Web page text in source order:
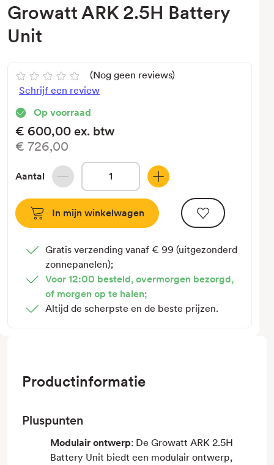
Growatt ARK 2.5H Battery
Unit
(Nog geen reviews)
Schrijf een review
Op voorraad
€600,00 ex. btw
€726,00
Aantal
Hoeveelheid
verlagen
van
Growatt
2.5H
Battery
Unit
Hoeveelheid
verhogen
van
Growatt
2.5H
Unit
Gratis verzending vanaf € 99 (uitgezonderd
zonnepanelen);
Voor 12:00 besteld, overmorgen bezorgd,
of morgen op te halen;
Altijd de scherpste en de beste prijzen.
Productinformatie
Pluspunten
Modulair ontwerp: De Growatt ARK 2.5H
Battery Unit biedt een modulair ontwerp,